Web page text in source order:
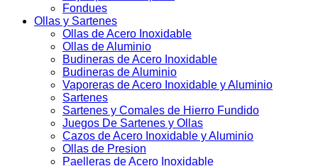
Fondues
Ollas y Sartenes
Ollas de Acero Inoxidable
Ollas de Aluminio
Budineras de Acero Inoxidable
Budineras de Aluminio
Vaporeras de Acero Inoxidable y Aluminio
Sartenes
Sartenes y Comales de Hierro Fundido
Juegos De Sartenes y Ollas
Cazos de Acero Inoxidable y Aluminio
Ollas de Presion
Paelleras de Acero Inoxidable